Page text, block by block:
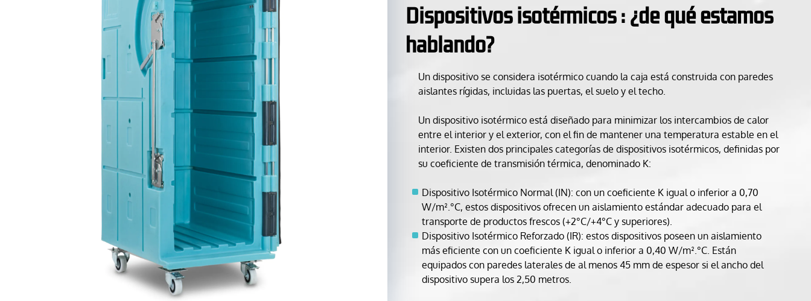
Dispositivos isotérmicos : ¿de qué estamos
hablando?
Un dispositivo se considera isotérmico cuando la caja está construida con paredes
aislantes rígidas, incluidas las puertas, el suelo y el techo.
Un dispositivo isotérmico está diseñado para minimizar los intercambios de calor
entre el interior y el exterior, con el fin de mantener una temperatura estable en el
interior. Existen dos principales categorías de dispositivos isotérmicos, definidas por
su coeficiente de transmisión térmica, denominado K:
Dispositivo Isotérmico Normal (IN): con un coeficiente K igual o inferior a 0,70
W/m².°C, estos dispositivos ofrecen un aislamiento estándar adecuado para el
transporte de productos frescos (+2°C/+4°C y superiores).
Dispositivo Isotérmico Reforzado (IR): estos dispositivos poseen un aislamiento
más eficiente con un coeficiente K igual o inferior a 0,40 W/m².°C. Están
equipados con paredes laterales de al menos 45 mm de espesor si el ancho del
dispositivo supera los 2,50 metros.